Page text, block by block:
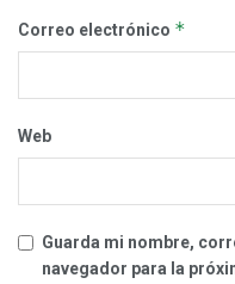
Correo electrónico *
Web
Guarda mi nombre,
navegador para la